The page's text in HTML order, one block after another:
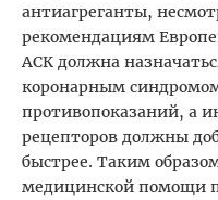
антиагреганты,
рекомендациям
АСК должна
коронарным
противопоказаний, а
рецепторов должны
быстрее. Таким
медицинской помощи